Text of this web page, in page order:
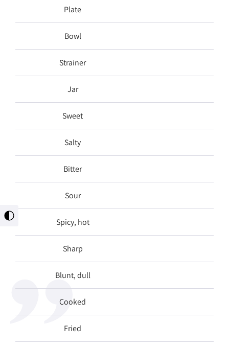
Plate
Bowl
Strainer
Jar
Sweet
Salty
Bitter
Sour
Spicy, hot
Sharp
Blunt, dull
Cooked
Fried